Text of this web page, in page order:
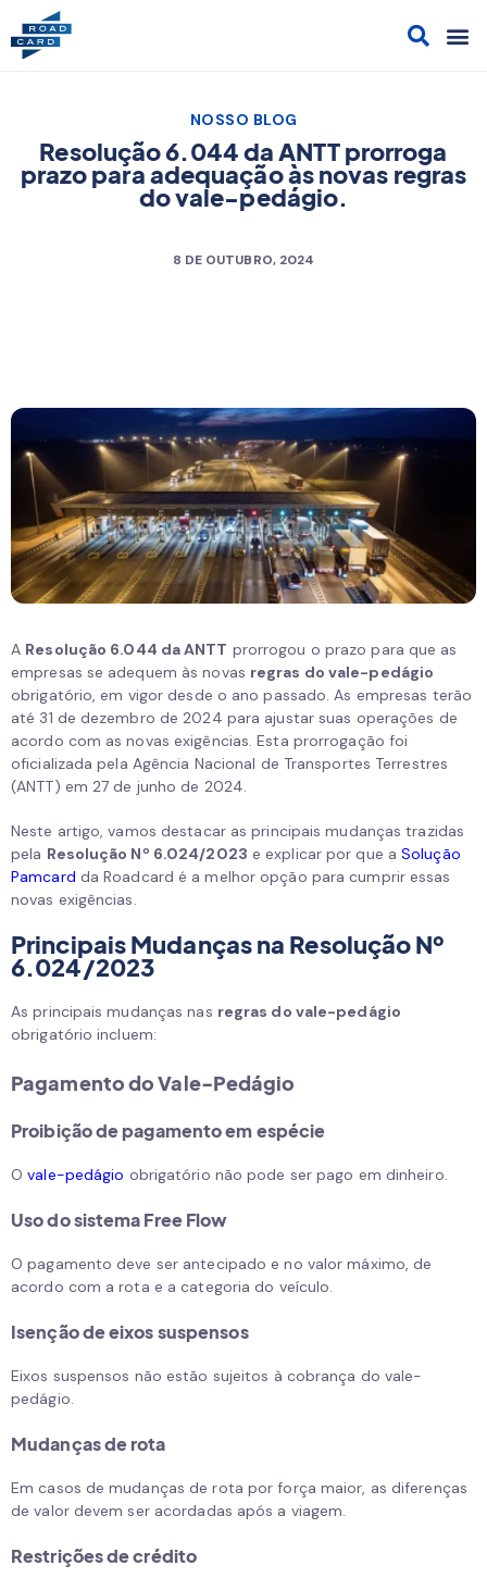
NOSSO BLOG
Resolução 6.044 da ANTT prorroga
prazo para adequação às novas regras
do vale-pedágio.
8 DE OUTUBRO, 2024
A Resolução 6.044 da ANTT prorrogou o prazo para que as
empresas se adequem às novas regras do vale-pedágio
obrigatório, em vigor desde o ano passado. As empresas terão
até 31 de dezembro de 2024 para ajustar suas operações de
acordo com as novas exigências. Esta prorrogação foi
oficializada pela Agência Nacional de Transportes Terrestres
(ANTT) em 27 de junho de 2024.
Neste artigo, vamos destacar as principais mudanças trazidas
pela Resolução Nº 6.024/2023 e explicar por que aSolução
Pamcard da Roadcard é a melhor opção para cumprir essas
novas exigências.
Principais Mudanças na Resolução Nº
6.024/2023
As principais mudanças nas regras do vale-pedágio
obrigatório incluem:
Pagamento do Vale-Pedágio
Proibição de pagamento em espécie
Ovale-pedágio obrigatório não pode ser pago em dinheiro.
Uso do sistema Free Flow
O pagamento deve ser antecipado e no valor máximo, de
acordo com a rota e a categoria do veículo.
Isenção de eixos suspensos
Eixos suspensos não estão sujeitos à cobrança do vale-
pedágio.
Mudanças de rota
Em casos de mudanças de rota por força maior, as diferenças
de valor devem ser acordadas após a viagem.
Restrições de crédito